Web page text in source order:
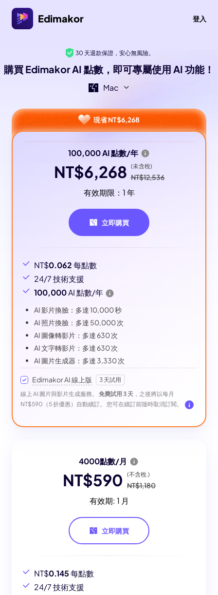
Edimakor 登入
30 天退款保證，安心無風險。
購買 Edimakor AI 點數，即可專屬使用 AI 功能！
Mac
4000點數/月
NT$590 (不含稅.)
NT$1,180
有效期: 1 月
立即購買
NT$0.145每點數
24/7 技術支援
現省 NT$6,268
100,000 AI 點數/年
NT$6,268 (未含稅)
NT$12,536
有效期限：1 年
立即購買
NT$0.062每點數
24/7 技術支援
100,000AI 點數/年
AI 影片換臉：多達 10,000 秒
AI 照片換臉：多達 50,000 次
AI 圖像轉影片：多達 630 次
AI 文字轉影片：多達 630 次
AI 圖片生成器：多達 3,330 次
Edimakor AI 線上版
3 天試用
線上 AI 圖片與影片生成服務。 免費試用 3 天 ，之後將以每月
NT$590（5 折優惠）自動續訂。 您可在續訂前隨時取消訂閱。